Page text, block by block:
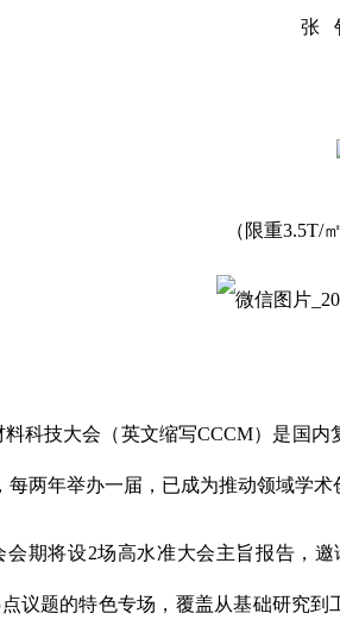
张
（限重3.5T/
料科技大会（英文缩写CCCM）是国
每两年举办一届，已成为推动领域学术
会期将设2场高水准大会主旨报告，
议题的特色专场，覆盖从基础研究